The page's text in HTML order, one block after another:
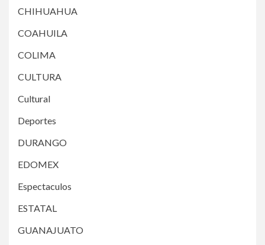
CHIHUAHUA
COAHUILA
COLIMA
CULTURA
Cultural
Deportes
DURANGO
EDOMEX
Espectaculos
ESTATAL
GUANAJUATO